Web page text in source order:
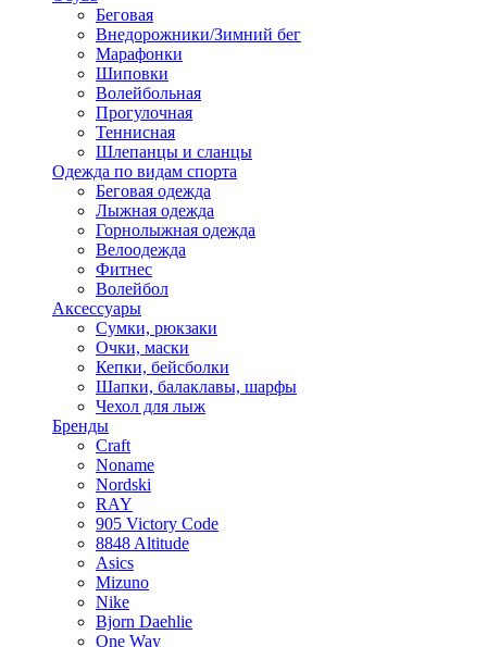
Беговая
Внедорожники/Зимний бег
Марафонки
Шиповки
Волейбольная
Прогулочная
Теннисная
Шлепанцы и сланцы
Одежда по видам спорта
Беговая одежда
Лыжная одежда
Горнолыжная одежда
Велоодежда
Фитнес
Волейбол
Аксессуары
Сумки, рюкзаки
Очки, маски
Кепки, бейсболки
Шапки, балаклавы, шарфы
Чехол для лыж
Бренды
Craft
Noname
Nordski
RAY
905 Victory Code
8848 Altitude
Asics
Mizuno
Nike
Bjorn Daehlie
One Way